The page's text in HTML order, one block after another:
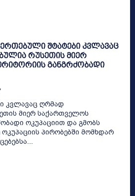
შტატები კვლავაც
რუსეთის მიერ
განგრძობადი
კვლავაც ღრმად
მიერ საქართველოს
ოკუპაციით და გმობს
პირობებში მომხდარ